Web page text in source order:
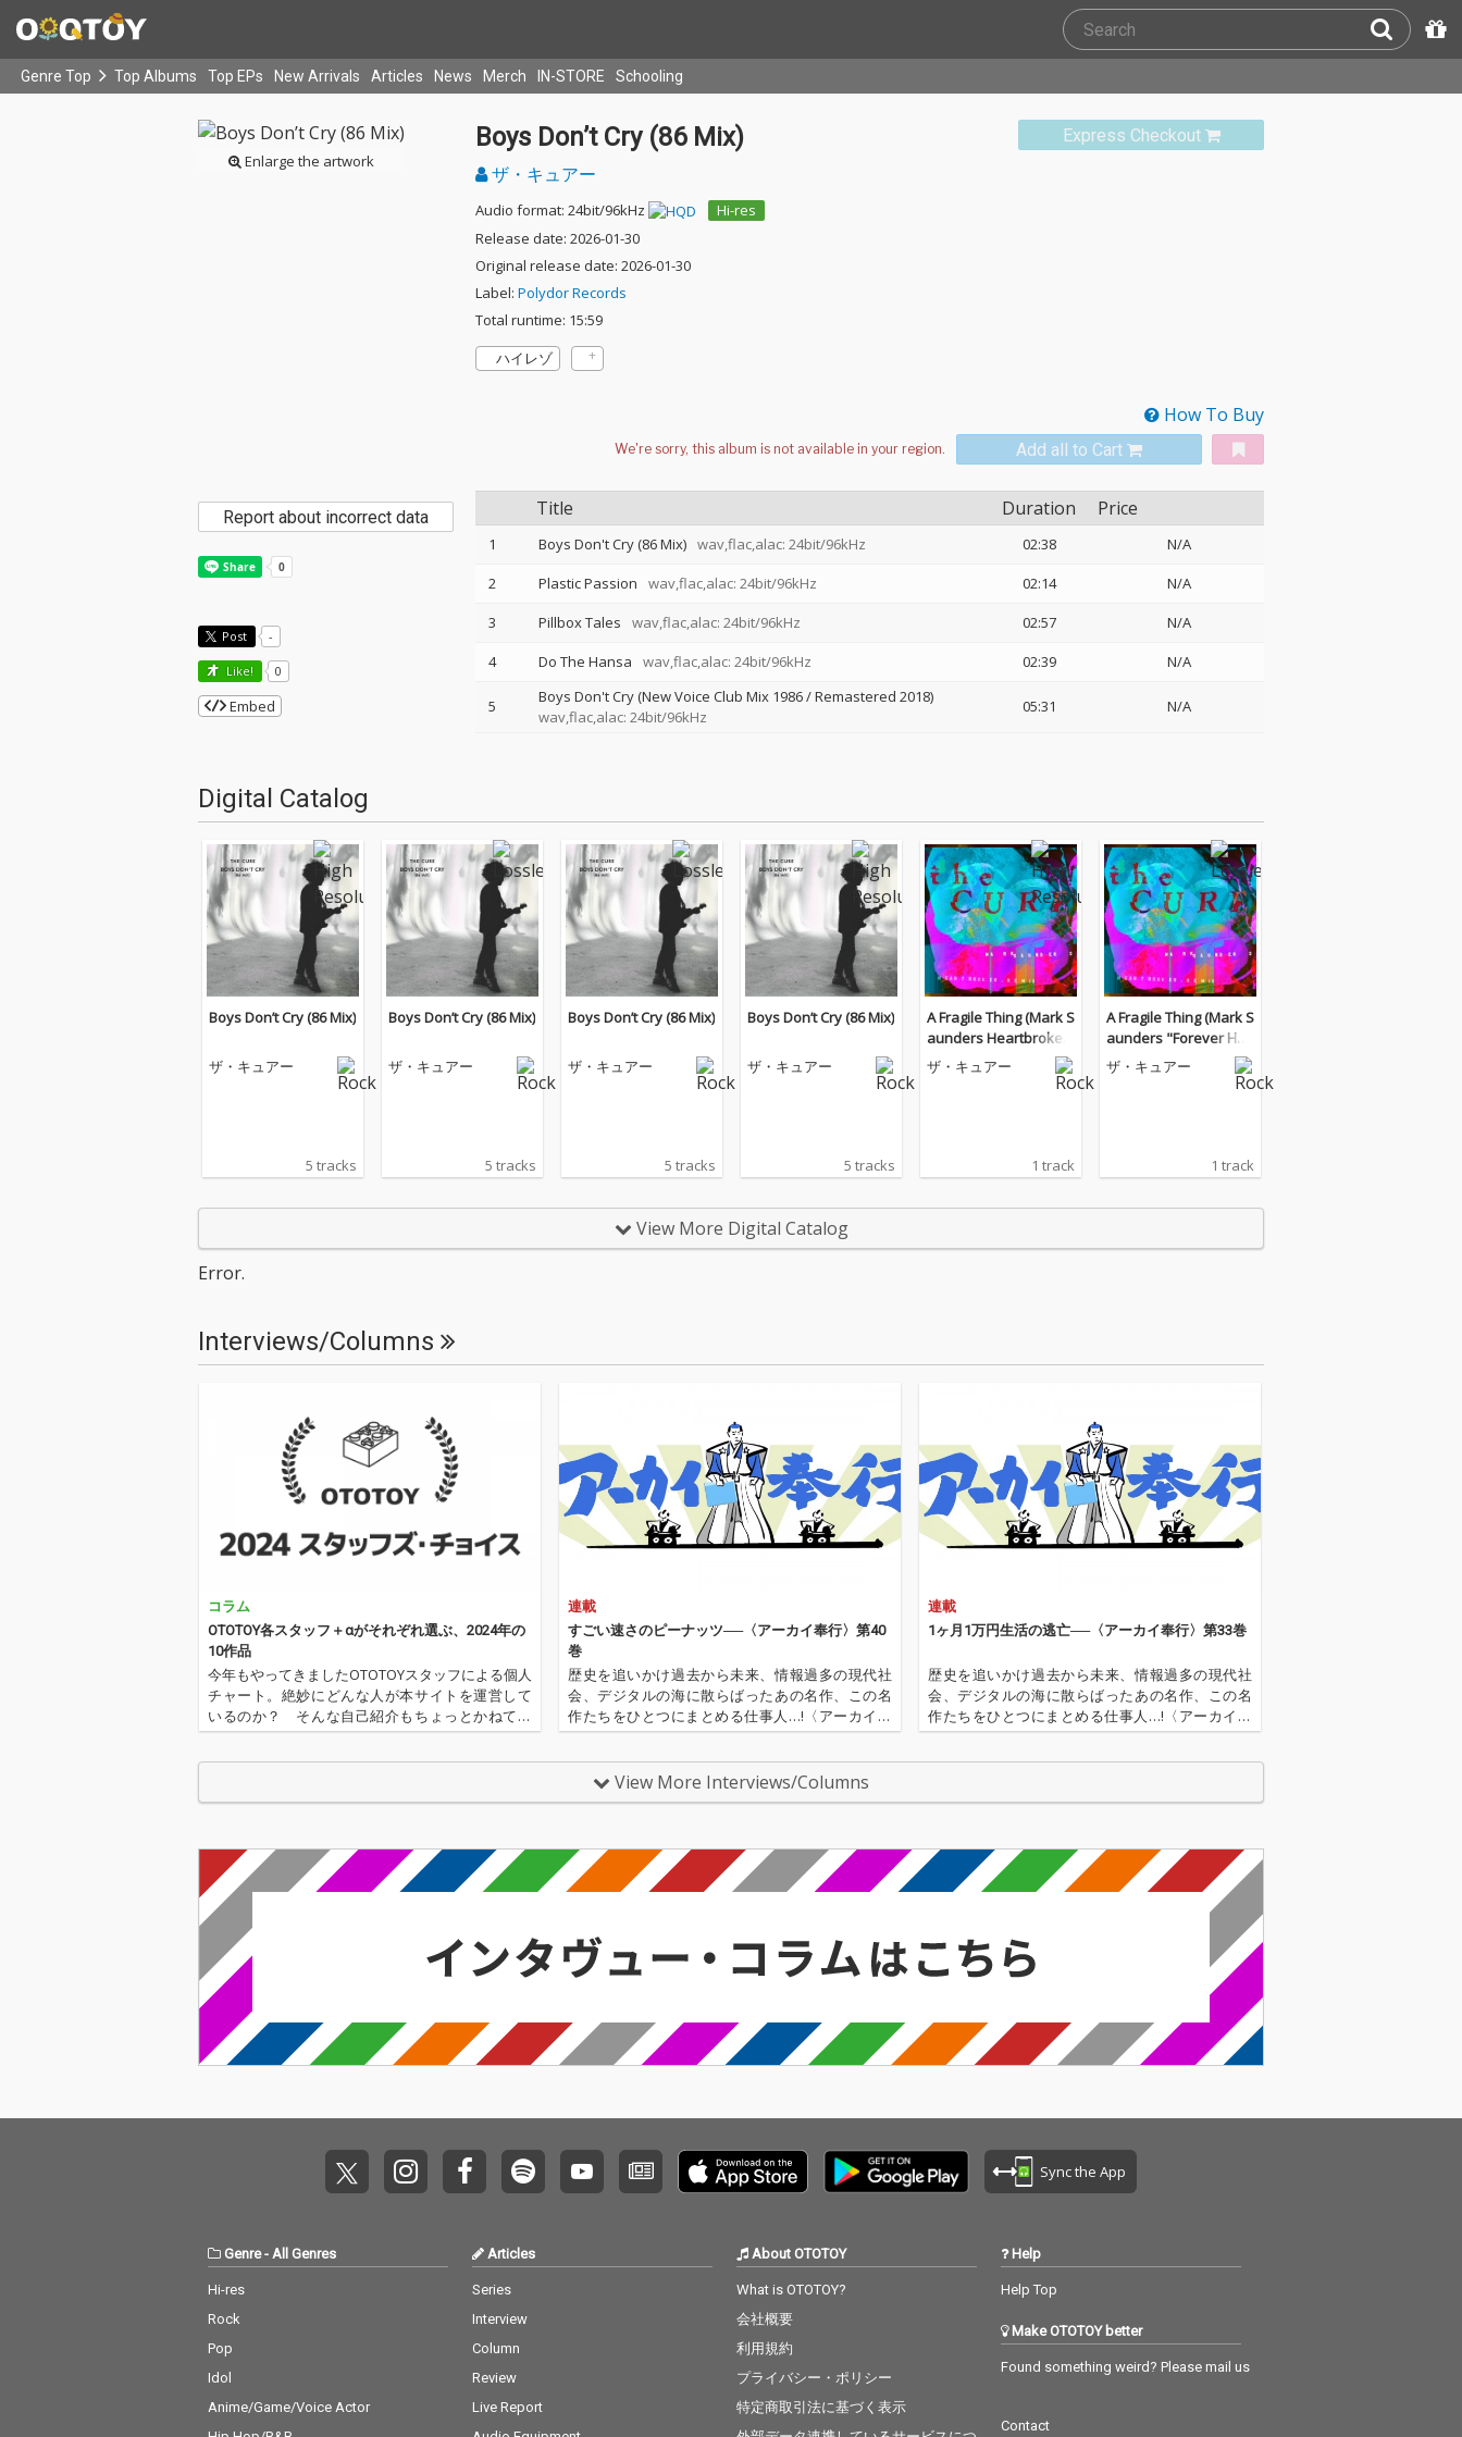
Genre Top Top Albums Top EPs New Arrivals Articles News Merch IN-STORE Schooling
Enlarge the artwork
Express Checkout
Boys Don’t Cry (86 Mix)
ザ・キュアー
Audio format: 24bit/96kHz
Hi-res
Release date: 2026-01-30
Original release date: 2026-01-30
Label: Polydor Records
Total runtime: 15:59
ハイレゾ
How To Buy
Add all to Cart
Title Duration Price
1 Boys Don't Cry (86 Mix) wav,flac,alac: 24bit/96kHz 02:38
N/A
2
Plastic Passion wav,flac,alac: 24bit/96kHz 02:14
N/A
3
Pillbox Tales wav,flac,alac: 24bit/96kHz 02:57
N/A
4
Do The Hansa wav,flac,alac: 24bit/96kHz 02:39 N/A
5
Boys Don't Cry (New Voice Club Mix 1986 / Remastered 2018)
wav,flac,alac: 24bit/96kHz
05:31 N/A
Report about incorrect data
Post -
Like! 0
Embed
Digital Catalog
Boys Don’t Cry (86 Mix)
ザ・キュアー
5 tracks
Boys Don’t Cry (86 Mix)
ザ・キュアー
5 tracks
Boys Don’t Cry (86 Mix)
ザ・キュアー
5 tracks
Boys Don’t Cry (86 Mix)
ザ・キュアー
5 tracks
A Fragile Thing (Mark S
aunders Heartbroken
Remix)
ザ・キュアー
1 track
A Fragile Thing (Mark S
aunders "Forever Hea
rtbroken" Remix)
ザ・キュアー
1 track
View More Digital Catalog
Error.
Interviews/Columns
コラム
OTOTOY各スタッフ＋αがそれぞれ選ぶ、2024年の
10作品
今年もやってきましたOTOTOYスタッフによる個人
チャート。絶妙にどんな人が本サイトを運営して
いるのか？ そんな自己紹介もちょっとかねてお
ります。2024年は、それぞれなにを聴いてOTOTO
連載
すごい速さのピーナッツ──〈アーカイ奉行〉第40
巻
歴史を追いかけ過去から未来、情報過多の現代社
会、デジタルの海に散らばったあの名作、この名
作たちをひとつにまとめる仕事人…!〈アーカイ奉
行〉が今日もデジタルの乱世を治める…!'''〈アーカ
これまで未配信…
連載
1ヶ月1万円生活の逃亡──〈アーカイ奉行〉第33巻
歴史を追いかけ過去から未来、情報過多の現代社
会、デジタルの海に散らばったあの名作、この名
作たちをひとつにまとめる仕事人…!〈アーカイ奉
行〉が今日もデジタルの乱世を治める…!'''〈アーカ
View More Interviews/Columns
Sync the App
Genre- All Genres
Hi-res
Rock
Pop
Idol
Anime/Game/Voice Actor
Articles
Series
Interview
Column
Review
Live Report
About OTOTOY
What is OTOTOY?
会社概要
利用規約
プライバシー・ポリシー
特定商取引法に基づく表示
Help
Help Top
Make OTOTOY better
Found something weird? Please mail us
Contact